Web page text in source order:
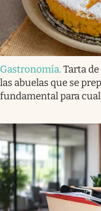
Gastronomía. Tarta
las abuelas que se
fundamental para